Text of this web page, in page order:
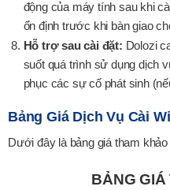
động của máy tính sau khi
ổn định trước khi bàn giao
Hỗ trợ sau cài đặt: Dolozi
suốt quá trình sử dụng dịch
phục các sự cố phát sinh
Bảng Giá Dịch Vụ Cài
Dưới đây là bảng giá tham
BẢNG